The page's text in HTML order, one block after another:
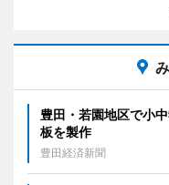
豊田・若園地区で小
板を製作
豊田経済新聞